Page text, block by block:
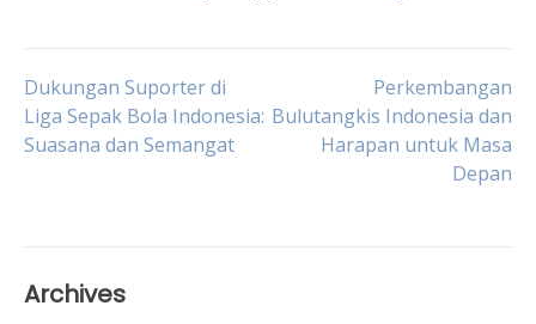
Post
navigation
Dukungan Suporter di
Liga Sepak Bola Indonesia:
Suasana dan Semangat
Perkembangan
Bulutangkis Indonesia dan
Harapan untuk Masa
Depan
Archives